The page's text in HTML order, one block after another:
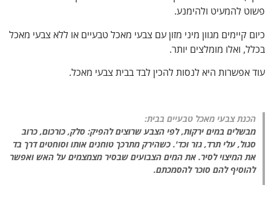
פשוט להמעיט ולהימנע.
כיום קיימים מגוון מיני מזון עם צבעי מאכל טבעיים או ללא צבעי מאכל
בכלל, ואלו מומלצים יותר.
עוד אפשרות היא לנסות להכין לבד בבית צבעי מאכל.
הכנת צבעי מאכל טבעיים בבית:
מבשלים במים ירקות, לפי הצבע שרוצים להפיק: סלק, כורכום, כרוב
סגול, עלי תרד, גזר וכד'. כשהירק מתרכך טוחנים אותו וסוחטים דרך בד
את המיצוי לסיר. את המים הצבועים שבסיר מצמצמים על האש ואפשר
להוסיף להם סוכר להסמכתם.